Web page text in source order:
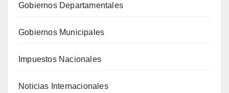
Gobiernos Departamentales
Gobiernos Municipales
Impuestos Nacionales
Noticias Internacionales